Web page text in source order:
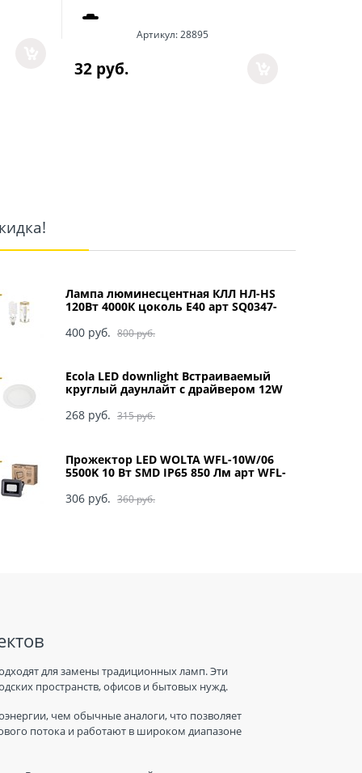
Артикул:28895
32 руб.
Лампа люминесцентная КЛЛ НЛ-HS
120Вт 4000К цоколь Е40 арт SQ0347-
800 руб.
400 руб.
Ecola LED downlight Встраиваемый
круглый даунлайт с драйвером 12W
315 руб.
268 руб.
Прожектор LED WOLTA WFL-10W/06
5500K 10 Вт SMD IP65 850 Лм арт WFL-
360 руб.
306 руб.
для замены традиционных ламп. Эти
пространств, офисов и бытовых нужд.
чем обычные аналоги, что позволяет
потока и работают в широком диапазоне